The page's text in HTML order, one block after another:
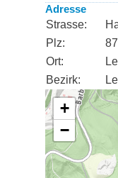
Adresse
Strasse:
Plz:
Ort:
Bezirk: